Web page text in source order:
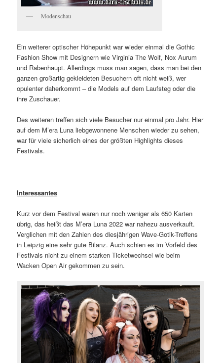
Modenschau
Ein weiterer optischer Höhepunkt war wieder einmal die Gothic
Fashion Show mit Designern wie Virginia The Wolf, Nox Aurum
und Rabenhaupt. Allerdings muss man sagen, dass man bei den
ganzen großartig gekleideten Besuchern oft nicht weiß, wer
opulenter daherkommt – die Models auf dem Laufsteg oder die
ihre Zuschauer.
Des weiteren treffen sich viele Besucher nur einmal pro Jahr. Hier
auf dem M’era Luna liebgewonnene Menschen wieder zu sehen,
war für viele sicherlich eines der größten Highlights dieses
Festivals.
Interessantes
Kurz vor dem Festival waren nur noch weniger als 650 Karten
übrig, das heißt das M’era Luna 2022 war nahezu ausverkauft.
Verglichen mit den Zahlen des diesjährigen Wave-Gotik-Treffens
in Leipzig eine sehr gute Bilanz. Auch schien es im Vorfeld des
Festivals nicht zu einem starken Ticketwechsel wie beim
Wacken Open Air gekommen zu sein.